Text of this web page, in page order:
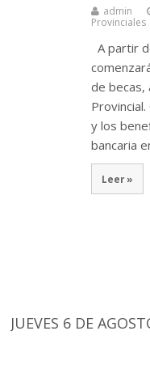
admin
Provinciales
A partir
de
y los
bancaria
Leer »
JUEVES 6 DE